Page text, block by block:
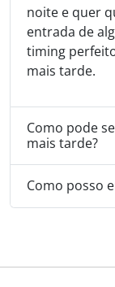
noite e quer
entrada de
timing
mais tarde.
Como pode
mais tarde?
Como posso